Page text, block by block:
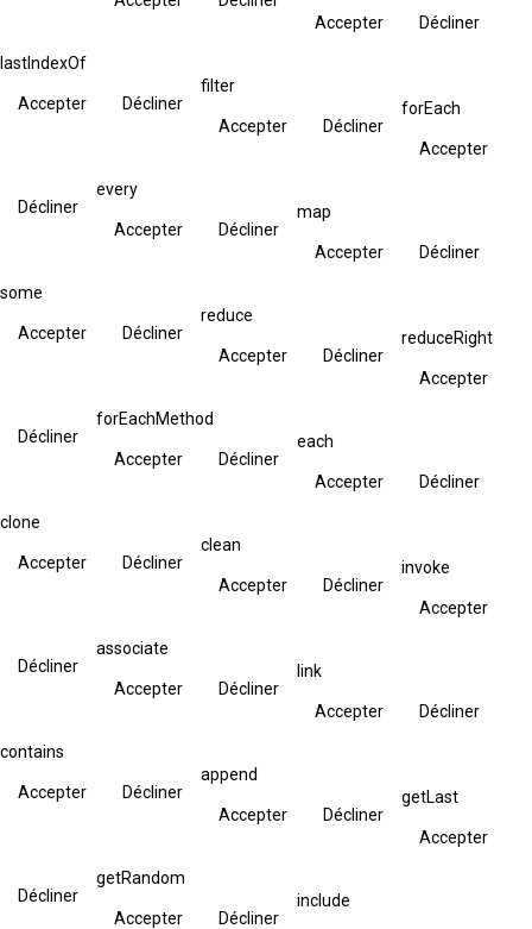
Accepter
Décliner
lastIndexOf
Accepter Décliner
filter
Accepter Décliner
forEach
Accepter
Décliner
every
Accepter Décliner
map
Accepter Décliner
some
Accepter Décliner
reduce
Accepter Décliner
reduceRight
Accepter
Décliner
forEachMethod
Accepter Décliner
each
Accepter Décliner
clone
Accepter Décliner
clean
Accepter Décliner
invoke
Accepter
Décliner
associate
Accepter Décliner
link
Accepter Décliner
contains
Accepter Décliner
append
Accepter Décliner
getLast
Accepter
Décliner
getRandom
Accepter Décliner
include